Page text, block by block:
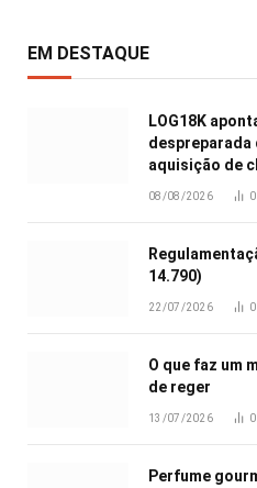
EM DESTAQUE
LOG18K
aquisição de
08/08/2026 0
14.790)
22/07/2026 0
O que faz um
de reger
13/07/2026 0
Perfume